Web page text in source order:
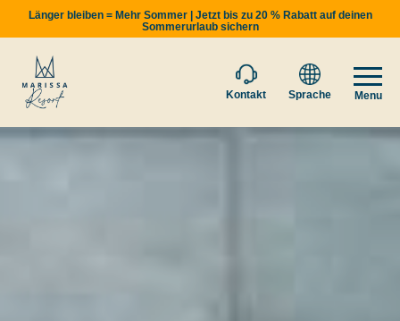
Länger bleiben = Mehr Sommer | Jetzt bis zu 20 % Rabatt auf deinen
Sommerurlaub sichern
Kontakt Sprache Menu